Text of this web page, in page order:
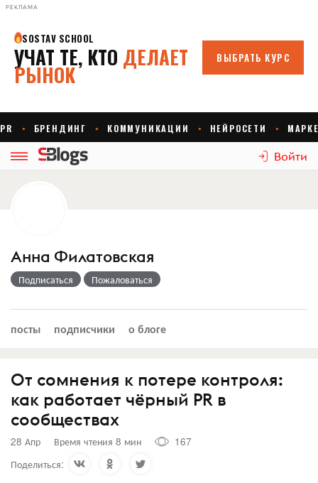
РЕКЛАМА
Войти
Анна Филатовская
Подписаться Пожаловаться
посты подписчики о блоге
От сомнения к потере контроля:
как работает чёрный PR в
сообществах
28 Апр Время чтения 8 мин
167
Поделиться: